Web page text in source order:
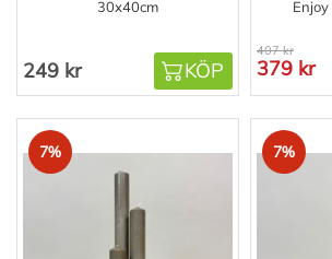
30x40cm
249 kr KÖP
407 kr
379 kr
7% 7%